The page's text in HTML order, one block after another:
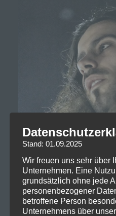
Stand: 01.09.2025
Wir freuen uns sehr über
Unternehmen. Eine
grundsätzlich ohne jede
personenbezogener
betroffene Person
Unternehmens über